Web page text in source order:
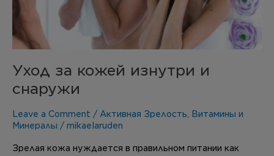
Уход за кожей изнутри и
снаружи
Leave a Comment / Активная Зрелость, Витамины и
Минералы / mikaelaruden
Зрелая кожа нуждается в правильном питании как